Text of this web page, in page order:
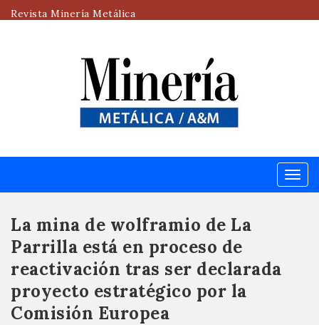
Revista Minería Metálica
Menú
La mina de wolframio de La
Parrilla está en proceso de
reactivación tras ser declarada
proyecto estratégico por la
Comisión Europea